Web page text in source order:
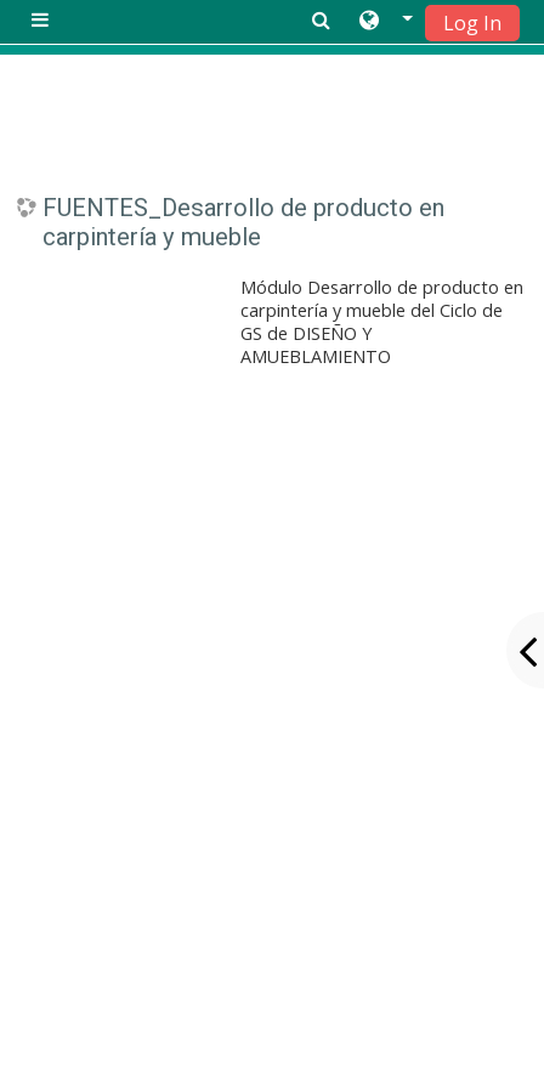
Panell lateral
Log In
FUENTES_Desarrollo de producto en
carpintería y mueble
Módulo Desarrollo de producto en
carpintería y mueble del Ciclo de
GS de DISEÑO Y
AMUEBLAMIENTO